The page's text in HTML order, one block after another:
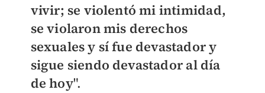
vivir; se violentó mi intimidad,
se violaron mis derechos
sexuales y sí fue devastador y
sigue siendo devastador al día
de hoy".